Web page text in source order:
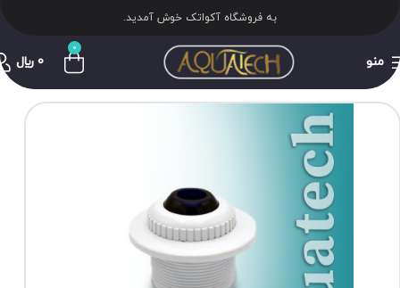
به فروشگاه آکواتک خوش آمدید.
منو
0
0 ﷼